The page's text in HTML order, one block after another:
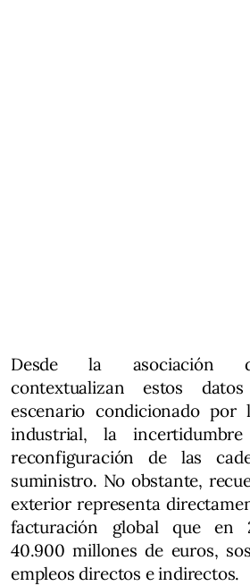
Desde la asociación
contextualizan estos
escenario condicionado por
industrial, la
reconfiguración de las
suministro. No obstante,
exterior representa
facturación global que en
40.900 millones de euros,
empleos directos e indirectos.